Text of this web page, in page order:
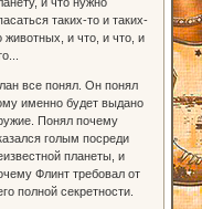
таких-то и таких-
животных, и что, и что, и
все понял. Он понял
именно будет выдано
Понял почему
голым посреди
планеты, и
Флинт требовал от
полной секретности.